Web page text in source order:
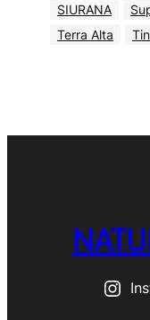
SIURANA
Terra Alta